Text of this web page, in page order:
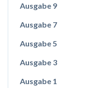
Ausgabe 9
Ausgabe 7
Ausgabe 5
Ausgabe 3
Ausgabe 1